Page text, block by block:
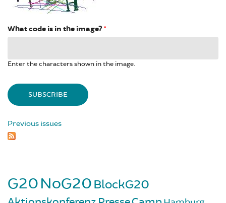
What code is in the image? *
Enter the characters shown in the image.
Previous issues
G20NoG20 BlockG20